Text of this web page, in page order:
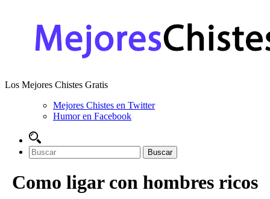
Los Mejores Chistes Gratis
Mejores Chistes en Twitter
Humor en Facebook
Como ligar con hombres ricos